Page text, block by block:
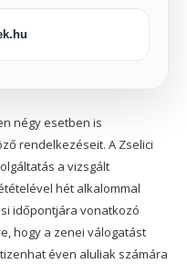
négy esetben is
rendelkezéseit. A Zselici
a vizsgált
hét alkalommal
időpontjára vonatkozó
hogy a zenei válogatást
éven aluliak számára